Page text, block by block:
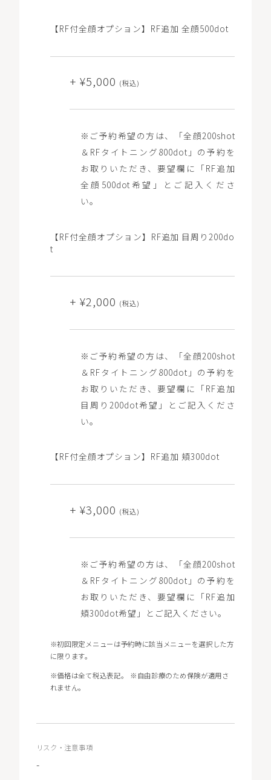
【RF付全顔オプション】RF追加 全顔500dot
+ ¥5,000 (税込)
※ご予約希望の方は、「全顔200shot
＆RFタイトニング800dot」の予約を
お取りいただき、要望欄に「RF追加
全顔500dot希望」とご記入くださ
い。
【RF付全顔オプション】RF追加 目周り200do
t
+ ¥2,000 (税込)
※ご予約希望の方は、「全顔200shot
＆RFタイトニング800dot」の予約を
お取りいただき、要望欄に「RF追加
目周り200dot希望」とご記入くださ
い。
【RF付全顔オプション】RF追加 頬300dot
+ ¥3,000 (税込)
※ご予約希望の方は、「全顔200shot
＆RFタイトニング800dot」の予約を
お取りいただき、要望欄に「RF追加
頬300dot希望」とご記入ください。
※初回限定メニューは予約時に該当メニューを選択した方
に限ります。
※価格は全て税込表記。 ※自由診療のため保険が適用さ
れません。
リスク・注意事項
-